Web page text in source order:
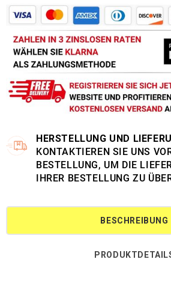
HERSTELLUNG UND
KONTAKTIEREN SIE UNS
BESTELLUNG, UM DIE
IHRER BESTELLUNG ZU
BESCHREIBUNG